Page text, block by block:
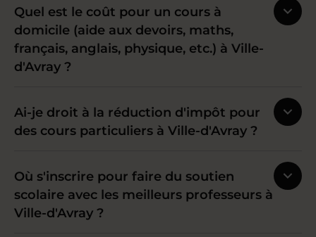
Quel est le coût pour un cours à
domicile (aide aux devoirs, maths,
français, anglais, physique, etc.) à Ville-
d'Avray ?
Ai-je droit à la réduction d'impôt pour
des cours particuliers à Ville-d'Avray ?
Où s'inscrire pour faire du soutien
scolaire avec les meilleurs professeurs à
Ville-d'Avray ?